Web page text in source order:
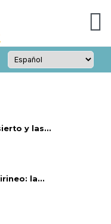
y las...
la...